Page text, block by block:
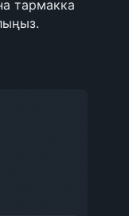
тармакка